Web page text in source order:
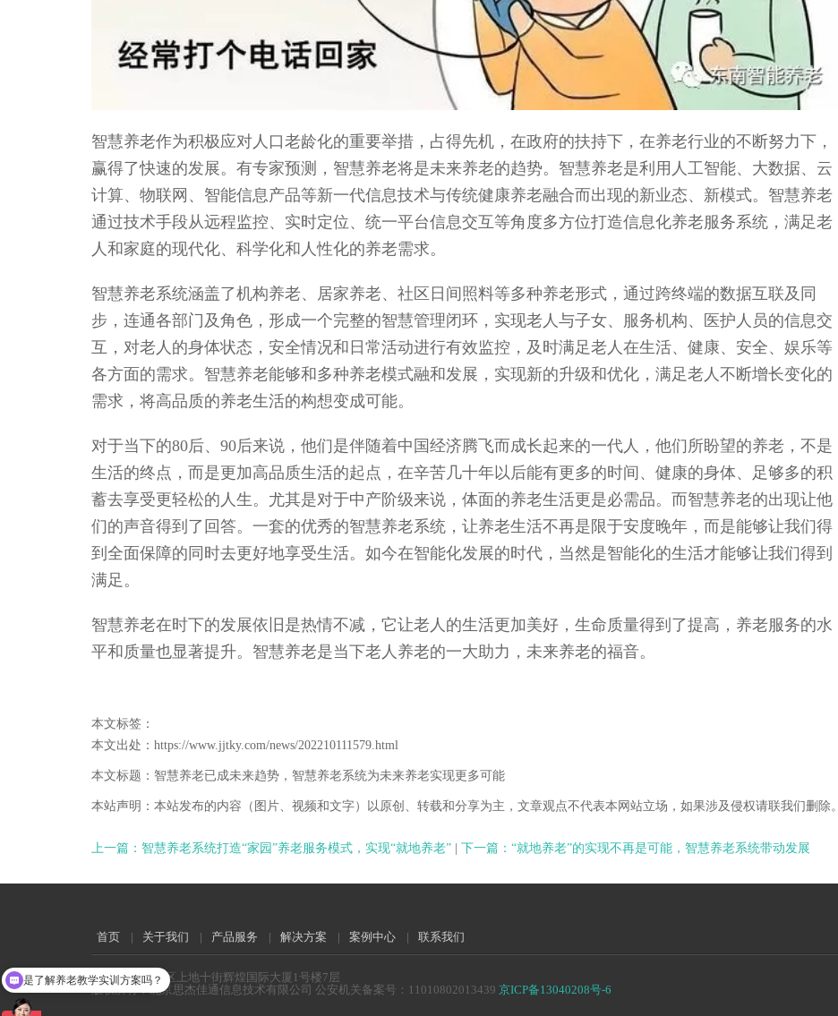
智慧养老作为积极应对人口老龄化的重要举措，占得先机，在政府的扶持下，在养老行业的不断努力下，
赢得了快速的发展。有专家预测，智慧养老将是未来养老的趋势。智慧养老是利用人工智能、大数据、云
计算、物联网、智能信息产品等新一代信息技术与传统健康养老融合而出现的新业态、新模式。智慧养老
通过技术手段从远程监控、实时定位、统一平台信息交互等角度多方位打造信息化养老服务系统，满足老
人和家庭的现代化、科学化和人性化的养老需求。
智慧养老系统涵盖了机构养老、居家养老、社区日间照料等多种养老形式，通过跨终端的数据互联及同
步，连通各部门及角色，形成一个完整的智慧管理闭环，实现老人与子女、服务机构、医护人员的信息交
互，对老人的身体状态，安全情况和日常活动进行有效监控，及时满足老人在生活、健康、安全、娱乐等
各方面的需求。智慧养老能够和多种养老模式融和发展，实现新的升级和优化，满足老人不断增长变化的
需求，将高品质的养老生活的构想变成可能。
对于当下的80后、90后来说，他们是伴随着中国经济腾飞而成长起来的一代人，他们所盼望的养老，不是
生活的终点，而是更加高品质生活的起点，在辛苦几十年以后能有更多的时间、健康的身体、足够多的积
蓄去享受更轻松的人生。尤其是对于中产阶级来说，体面的养老生活更是必需品。而智慧养老的出现让他
们的声音得到了回答。一套的优秀的智慧养老系统，让养老生活不再是限于安度晚年，而是能够让我们得
到全面保障的同时去更好地享受生活。如今在智能化发展的时代，当然是智能化的生活才能够让我们得到
满足。
智慧养老在时下的发展依旧是热情不减，它让老人的生活更加美好，生命质量得到了提高，养老服务的水
平和质量也显著提升。智慧养老是当下老人养老的一大助力，未来养老的福音。
本文标签：
本文出处：https://www.jjtky.com/news/202210111579.html
本文标题：智慧养老已成未来趋势，智慧养老系统为未来养老实现更多可能
本站声明：本站发布的内容（图片、视频和文字）以原创、转载和分享为主，文章观点不代表本网站立场，如果涉及侵权请联我们删除。
上一篇：智慧养老系统打造“家园”养老服务模式，实现“就地养老” | 下一篇：“就地养老”的实现不再是可能，智慧养老系统带动发展
首页 | 关于我们 | 产品服务 | 解决方案 | 案例中心 | 联系我们
地址:北京海淀区上地十街辉煌国际大厦1号楼7层
版权所有：北京思杰佳通信息技术有限公司 公安机关备案号：11010802013439 京ICP备13040208号-6
您是找机构养老系统方案吗？
是了解养老教学实训方案吗？